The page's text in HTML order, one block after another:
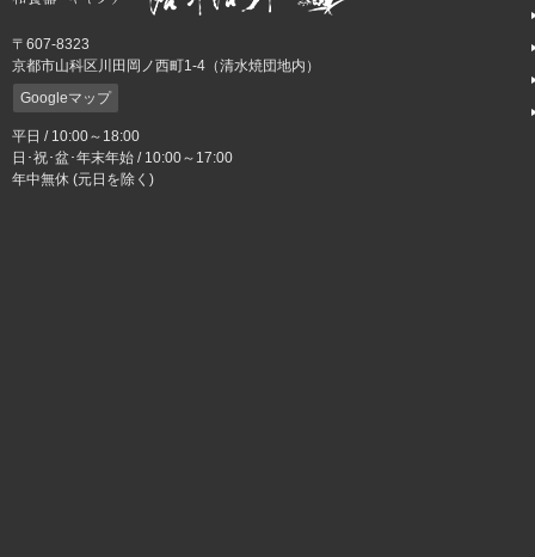
〒607-8323
京都市山科区川田岡ノ西町1-4（清水焼団地内）
Googleマップ
平日 / 10:00～18:00
日･祝･盆･年末年始 / 10:00～17:00
年中無休 (元日を除く)